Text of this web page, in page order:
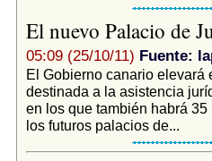
El nuevo Palacio de
05:09 (25/10/11) Fuente:
El Gobierno canario elevará
destinada a la asistencia
en los que también habrá
los futuros palacios de...